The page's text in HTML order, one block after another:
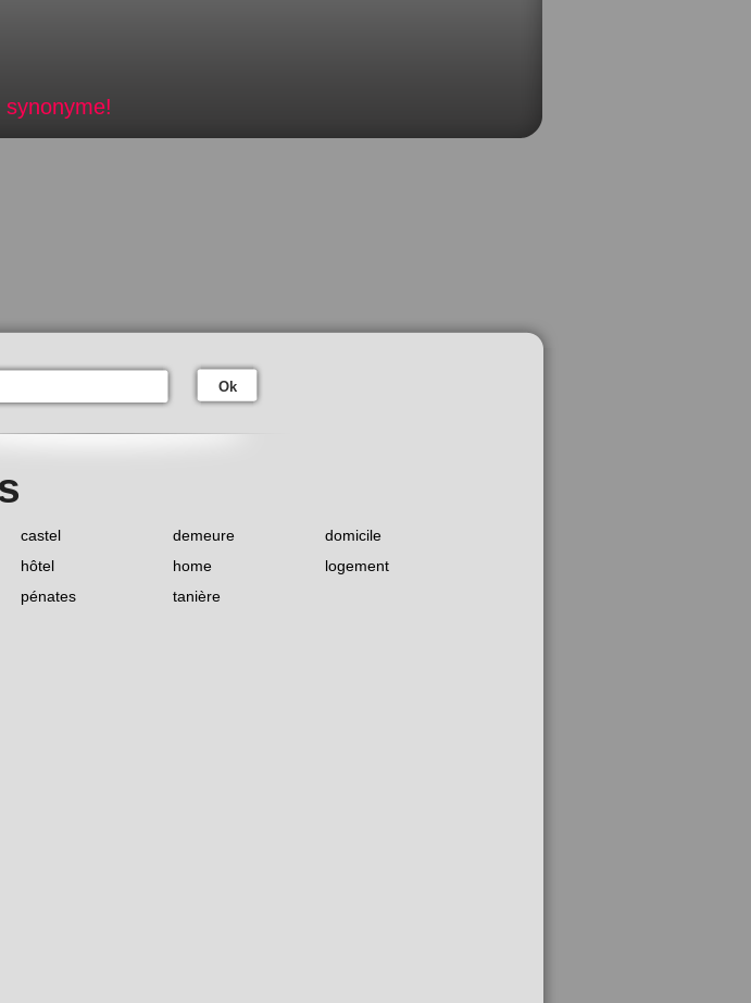
Ok
castel demeure
domicile
hôtel home
logement
pénates tanière